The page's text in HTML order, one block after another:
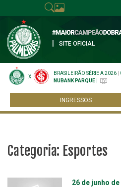
SITE OFICIAL
X
BRASILEIRÃO SÉRIE A 2026
NUBANK PARQUE
INGRESSOS
Categoria: Esportes
26 de junho